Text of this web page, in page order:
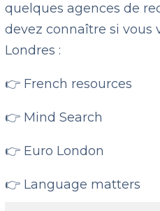
quelques agences de
devez connaître si vous
Londres :
👉 French resources
👉 Mind Search
👉 Euro London
👉 Language matters